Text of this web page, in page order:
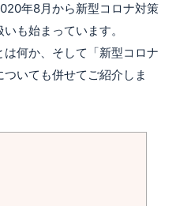
年8月から新型コロナ対策
も始まっています。
何か、そして「新型コロナ
いても併せてご紹介しま